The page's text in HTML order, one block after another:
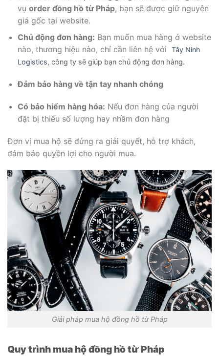
vụ order đồng hồ từ Pháp, bạn sẽ được giữ nguyên
giá gốc tại website.
Chủ động đơn hàng: Bạn muốn mua hàng ở website
nào, thương hiệu nào, chỉ cần liên hệ với
Tây Ninh
Logistics, công ty sẽ giúp bạn chủ động đơn hàng.
Đảm bảo hàng về tận tay nhanh chóng
Có bảo hiểm hàng hóa: Nếu đơn hàng của người
đặt bị thiếu số lượng hay nhầm đơn hàng
Đơn vị mua hộ sẽ đứng ra giải quyết, hỗ trợ khách,
đảm bảo quyền lợi cho người mua.
Giải pháp mua hộ đồng hồ từ Pháp
Quy trình mua hộ đồng hồ từ Pháp